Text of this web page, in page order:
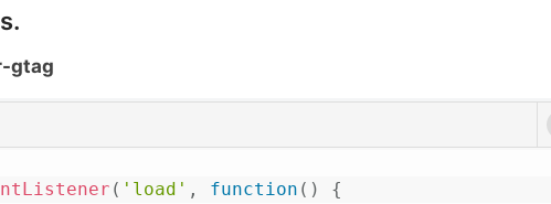
gtag
( 'load' , function ( )
{